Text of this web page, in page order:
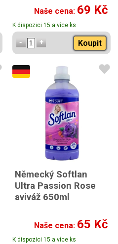
Naše cena: 69 Kč
K dispozici 15 a více ks
Koupit
Německý Softlan
Ultra Passion Rose
aviváž 650ml
Naše cena: 65 Kč
K dispozici 15 a více ks